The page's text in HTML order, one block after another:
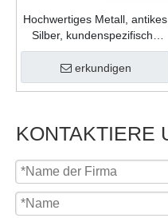
Hochwertiges Metall, antikes
Silber, kundenspezifische
Form, Gießfüllung, Farben,
Karnevalsmedaille für
Feiergeschenk
erkundigen
KONTAKTIERE